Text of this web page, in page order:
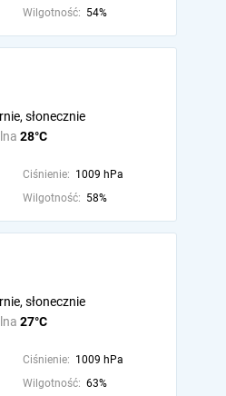
Wilgotność: 54%
28°C
słonecznie
Ciśnienie: 1009 hPa
Wilgotność: 58%
27°C
słonecznie
Ciśnienie: 1009 hPa
Wilgotność: 63%